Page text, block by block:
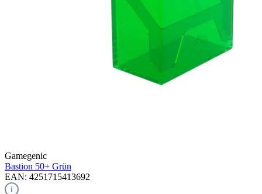
Gamegenic
Bastion 50+ Grün
EAN: 4251715413692